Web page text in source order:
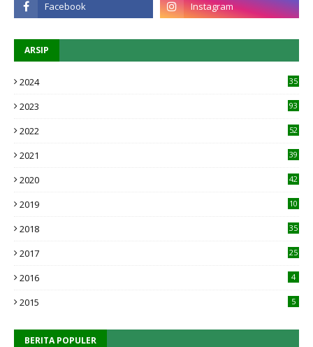
ARSIP
2024 35
2023 93
2022 52
2021 39
2020 42
2019
10
2018 35
2017 25
2016 4
2015 5
BERITA POPULER